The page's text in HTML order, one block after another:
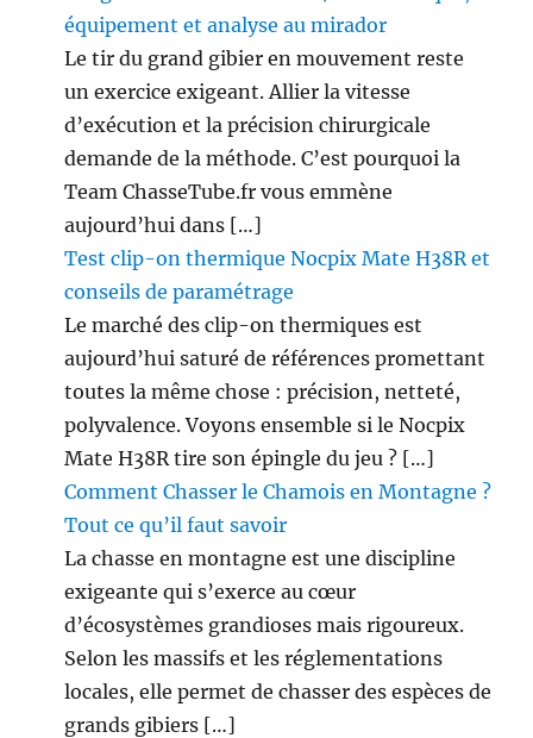
équipement et analyse au mirador
Le tir du grand gibier en mouvement reste
un exercice exigeant. Allier la vitesse
d’exécution et la précision chirurgicale
demande de la méthode. C’est pourquoi la
Team ChasseTube.fr vous emmène
aujourd’hui dans […]
Test clip-on thermique Nocpix Mate H38R et
conseils de paramétrage
Le marché des clip-on thermiques est
aujourd’hui saturé de références promettant
toutes la même chose : précision, netteté,
polyvalence. Voyons ensemble si le Nocpix
Mate H38R tire son épingle du jeu ? […]
Comment Chasser le Chamois en Montagne ?
Tout ce qu’il faut savoir
La chasse en montagne est une discipline
exigeante qui s’exerce au cœur
d’écosystèmes grandioses mais rigoureux.
Selon les massifs et les réglementations
locales, elle permet de chasser des espèces de
grands gibiers […]